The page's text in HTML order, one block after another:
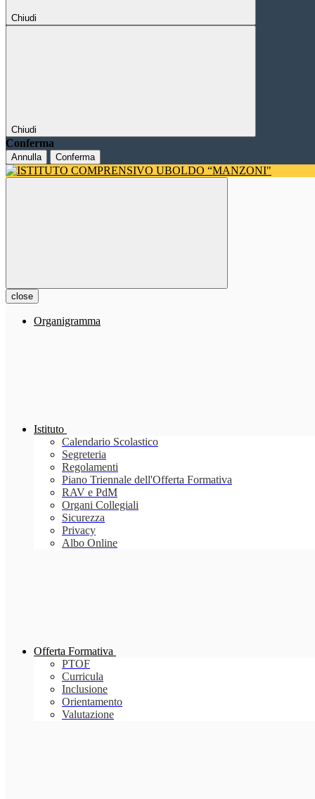
Chiudi
Chiudi
Conferma
Annulla Conferma
close
Organigramma
Istituto
Calendario Scolastico
Segreteria
Regolamenti
Piano Triennale dell'Offerta Formativa
RAV e PdM
Organi Collegiali
Sicurezza
Privacy
Albo Online
Offerta Formativa
PTOF
Curricula
Inclusione
Orientamento
Valutazione